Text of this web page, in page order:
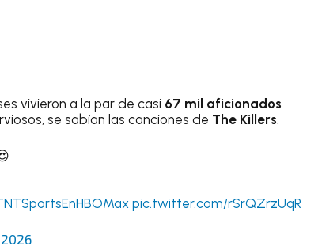
vivieron a la par de casi 67 mil aficionados
se sabían las canciones de The Killers.
pic.twitter.com/rSrQZrzUqR